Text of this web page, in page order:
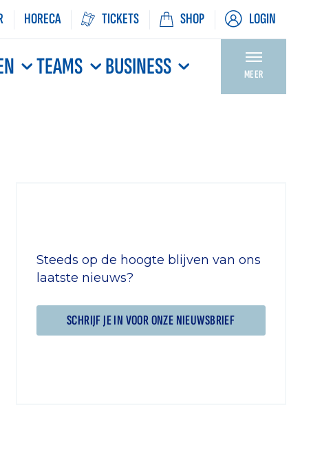
HORECA TICKETS SHOP LOGIN
TEAMS BUSINESS MEER
Steeds op de hoogte blijven van ons
laatste nieuws?
SCHRIJF JE IN VOOR ONZE NIEUWSBRIEF